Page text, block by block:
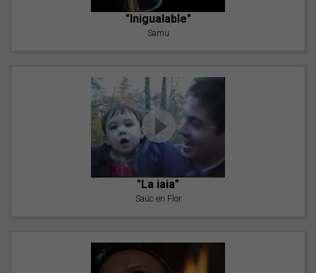
"Inigualable"
Samu
"La iaia"
Saüc en Flor